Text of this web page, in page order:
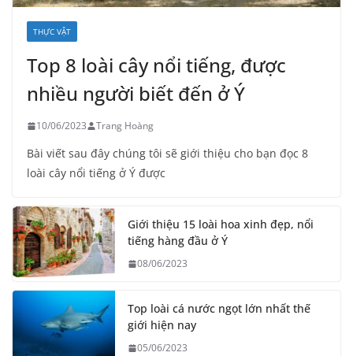
THỰC VẬT
Top 8 loài cây nổi tiếng, được
nhiều người biết đến ở Ý
10/06/2023 Trang Hoàng
Bài viết sau đây chúng tôi sẽ giới thiệu cho bạn đọc 8
loài cây nổi tiếng ở Ý được
Giới thiệu 15 loài hoa xinh đẹp, nổi
tiếng hàng đầu ở Ý
08/06/2023
Top loài cá nước ngọt lớn nhất thế
giới hiện nay
05/06/2023